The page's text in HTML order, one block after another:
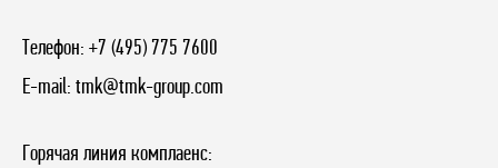
Телефон: +7 (495) 775 7600
E-mail: tmk@tmk-group.com
Горячая линия комплаенс: